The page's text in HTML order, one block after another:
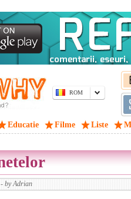
ROM
Educatie Filme Liste
- by Adrian